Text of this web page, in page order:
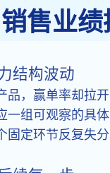
销售业
结构波动
品，赢单率却拉
一组可观察的具
固定环节反复失